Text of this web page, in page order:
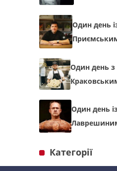
Один день
Один день
Один день
Категорії